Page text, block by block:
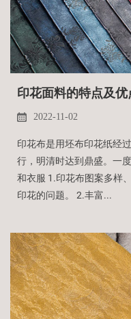
印花面料的特点及优
2022-11-02
印花布是用坯布印花纸经
行，明清时达到鼎盛。一
和衣服 1.印花布图案多样
印花的问题。 2.丰富...